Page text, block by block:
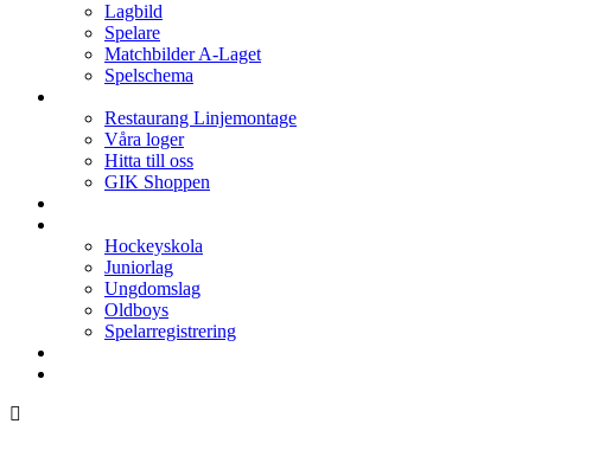
Lagbild
Spelare
Matchbilder A-Laget
Spelschema
Restaurang Linjemontage
Våra loger
Hitta till oss
GIK Shoppen
Hockeyskola
Juniorlag
Ungdomslag
Oldboys
Spelarregistrering